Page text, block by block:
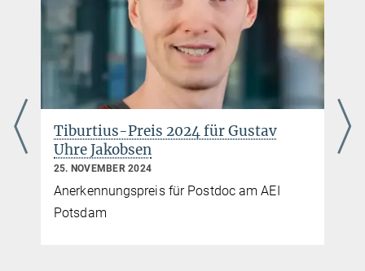
Tiburtius-Preis 2024 für Gustav
Uhre Jakobsen
25. NOVEMBER 2024
Anerkennungspreis für Postdoc am AEI
Potsdam